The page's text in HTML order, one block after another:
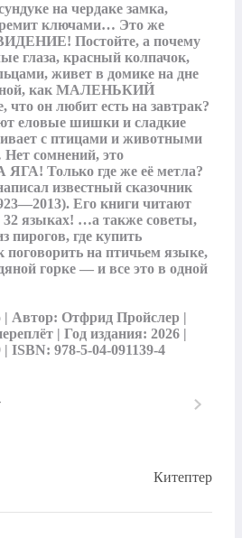
на чердаке замка,
ключами… Это же
Постойте, а почему
глаза, красный колпачок,
живет в домике на дне
как МАЛЕНЬКИЙ
он любит есть на завтрак?
еловые шишки и сладкие
с птицами и животными
сомнений, это
Только где же её метла?
известный сказочник
Его книги читают
32 языках! …а также советы,
пирогов, где купить
на птичьем языке,
горке — и все это в одной
| Автор: Отфрид Пройслер |
| Год издания: 2026 |
ISBN: 978-5-04-091139-4
Китептер